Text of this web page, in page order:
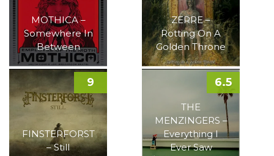
MOTHICA –
Somewhere In
Between
ZERRE –
Rotting On A
Golden Throne
FINSTERFORST
– Still
9
THE
MENZINGERS –
Everything I
Ever Saw
6.5